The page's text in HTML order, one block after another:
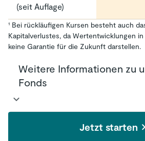
(seit Auflage)
¹ Bei rückläufigen Kursen besteht auch
Kapitalverlustes, da Wertentwicklungen
keine Garantie für die Zukunft darstellen.
Weitere Informationen zu
Fonds
Unsere
beiden Fonds grundsätzlich
Jetzt starten